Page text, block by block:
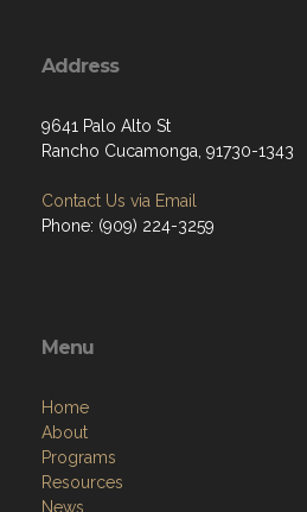
Address
9641 Palo Alto St
Rancho Cucamonga, 91730-1343
Contact Us via Email
Phone: (909) 224-3259
Menu
Home
About
Programs
Resources
News